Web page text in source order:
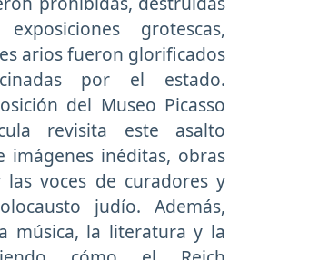
grotescas,
arios fueron glorificados
por el estado.
del Museo Picasso
revisita este asalto
imágenes inéditas, obras
voces de curadores y
judío. Además,
música, la literatura y la